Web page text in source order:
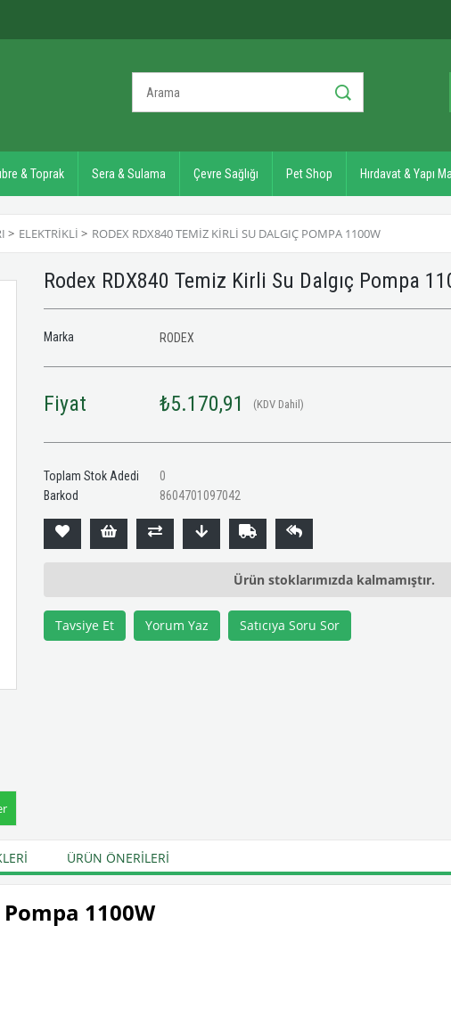
& Toprak Sera & Sulama Çevre Sağlığı Pet Shop Hırdavat & Yapı
> ELEKTRIKLI > RODEX RDX840 TEMIZ KIRLI SU DALGIÇ POMPA 1100W
Rodex RDX840 Temiz Kirli Su Dalgıç Pompa
Marka RODEX
Fiyat ₺5.170,91 (KDV Dahil)
Toplam Stok Adedi
0
Barkod
8604701097042
Ürün stoklarımızda kalmamıştır.
Tavsiye Et Yorum Yaz Satıcıya Soru Sor
ÜRÜN ÖNERILERI
1100W